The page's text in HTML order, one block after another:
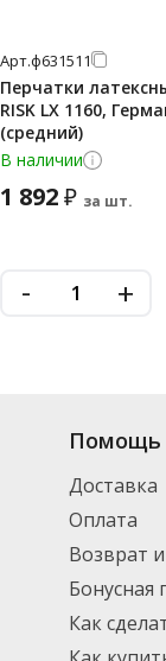
Арт.ф631511
Перчатки
RISK LX 1160,
(средний)
В наличии
1 892₽ за шт.
- +
от 6.01₽до 3 814
и добавить его в
DPD. Для
Помощь
Доставка
Оплата
Возврат
Бонусная
Как